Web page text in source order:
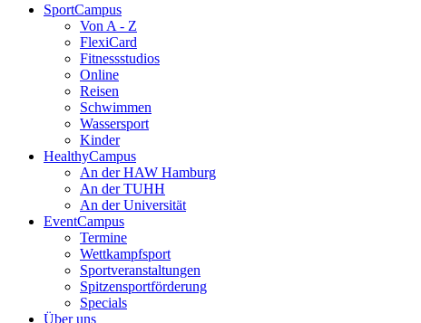
SportCampus
Von A - Z
FlexiCard
Fitnessstudios
Online
Reisen
Schwimmen
Wassersport
Kinder
HealthyCampus
An der HAW Hamburg
An der TUHH
An der Universität
EventCampus
Termine
Wettkampfsport
Sportveranstaltungen
Spitzensportförderung
Specials
Über uns